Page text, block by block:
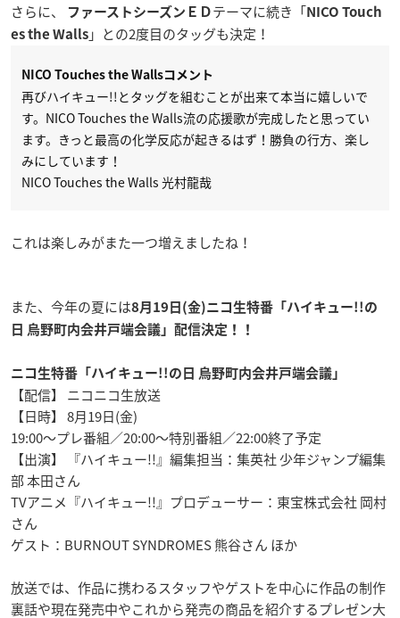
さらに、 ファーストシーズンＥＤ テーマに続き「 NICO Touch
es the Walls 」との2度目のタッグも決定！
NICO Touches the Wallsコメント
再びハイキュー!!とタッグを組むことが出来て本当に嬉しいで
す。NICO Touches the Walls流の応援歌が完成したと思ってい
ます。きっと最高の化学反応が起きるはず！勝負の行方、楽し
みにしています！
NICO Touches the Walls 光村龍哉
これは楽しみがまた一つ増えましたね！
また、今年の夏には8月19日(金)ニコ生特番「ハイキュー!!の
日 烏野町内会井戸端会議」配信決定！！
ニコ生特番「ハイキュー!!の日 烏野町内会井戸端会議」
【配信】 ニコニコ生放送
【日時】 8月19日(金)
19:00～プレ番組／20:00～特別番組／22:00終了予定
【出演】 『ハイキュー!!』編集担当：集英社 少年ジャンプ編集
部 本田さん
TVアニメ『ハイキュー!!』プロデューサー：東宝株式会社 岡村
さん
ゲスト：BURNOUT SYNDROMES 熊谷さん ほか
放送では、作品に携わるスタッフやゲストを中心に作品の制作
裏話や現在発売中やこれから発売の商品を紹介するプレゼン大